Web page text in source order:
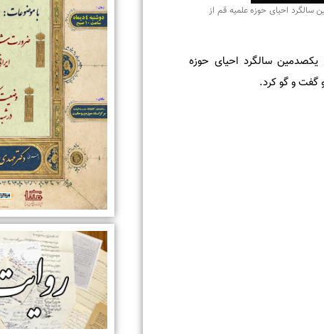
احیای حوزه علمیه قم از
سالگرد احیای حوزه
و گو کرد.